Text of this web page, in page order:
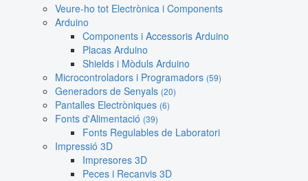
Veure-ho tot Electrònica i Components
Arduino
Components i Accessoris Arduino
Placas Arduino
Shields i Mòduls Arduino
Microcontroladors i Programadors (59)
Generadors de Senyals (20)
Pantalles Electròniques (6)
Fonts d'Alimentació (39)
Fonts Regulables de Laboratori
Impressió 3D
Impresores 3D
Peces i Recanvis 3D